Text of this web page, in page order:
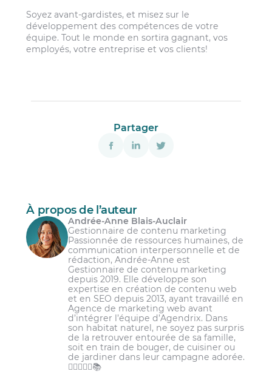
Soyez avant-gardistes, et misez sur le
développement des compétences de votre
équipe. Tout le monde en sortira gagnant, vos
employés, votre entreprise et vos clients!
Partager
À propos de l’auteur
Andrée-Anne Blais-Auclair
Gestionnaire de contenu marketing
Passionnée de ressources humaines, de
communication interpersonnelle et de
rédaction, Andrée-Anne est
Gestionnaire de contenu marketing
depuis 2019. Elle développe son
expertise en création de contenu web
et en SEO depuis 2013, ayant travaillé en
Agence de marketing web avant
d’intégrer l’équipe d’Agendrix. Dans
son habitat naturel, ne soyez pas surpris
de la retrouver entourée de sa famille,
soit en train de bouger, de cuisiner ou
de jardiner dans leur campagne adorée.
🏋️‍♀️👩‍🌾🌾📚